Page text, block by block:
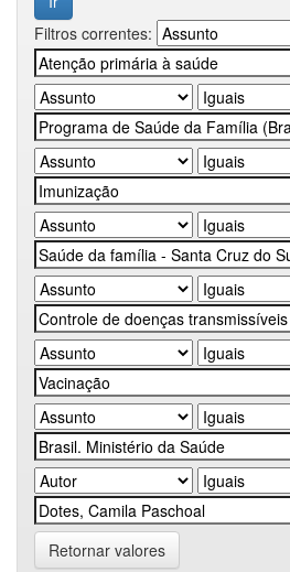
Filtros correntes:
Retornar valores